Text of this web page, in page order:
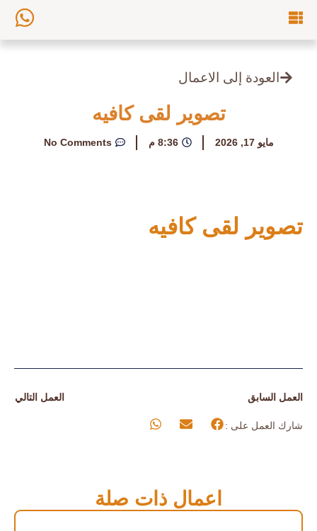
العودة إلى الاعمال
تصوير لقى كافيه
مايو 17, 2026 8:36 م No Comments
تصوير لقى كافيه
العمل السابق العمل التالي
شارك العمل على :
اعمال ذات صلة